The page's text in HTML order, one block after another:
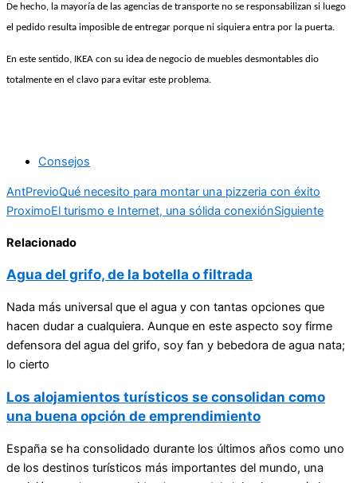
De hecho, la mayoría de las agencias de transporte no se responsabilizan si luego
el pedido resulta imposible de entregar porque ni siquiera entra por la puerta.
En este sentido, IKEA con su idea de negocio de muebles desmontables dio
totalmente en el clavo para evitar este problema.
Consejos
AntPrevioQué necesito para montar una pizzeria con éxito
ProximoEl turismo e Internet, una sólida conexiónSiguiente
Relacionado
Agua del grifo, de la botella o filtrada
Nada más universal que el agua y con tantas opciones que
hacen dudar a cualquiera. Aunque en este aspecto soy firme
defensora del agua del grifo, soy fan y bebedora de agua nata;
lo cierto
Los alojamientos turísticos se consolidan como
una buena opción de emprendimiento
España se ha consolidado durante los últimos años como uno
de los destinos turísticos más importantes del mundo, una